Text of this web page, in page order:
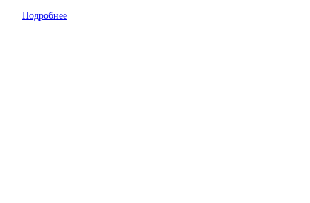
Подробнее